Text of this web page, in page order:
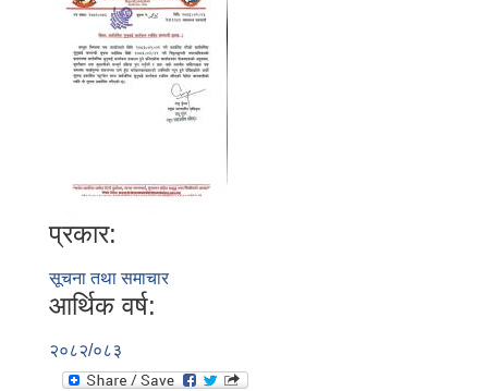
प्रकार:
सूचना तथा समाचार
आर्थिक वर्ष:
२०८२/०८३